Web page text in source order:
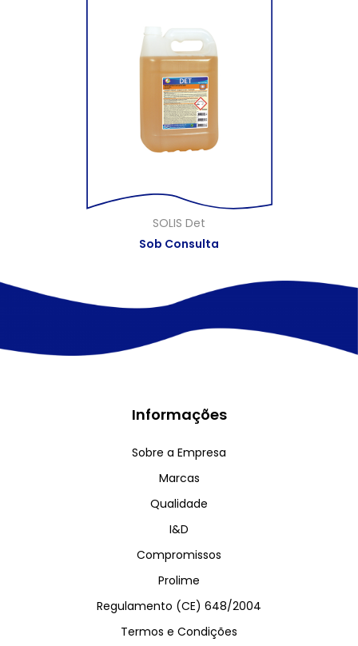
SOLIS Det
Sob Consulta
Informações
Sobre a Empresa
Marcas
Qualidade
I&D
Compromissos
Prolime
Regulamento (CE) 648/2004
Termos e Condições